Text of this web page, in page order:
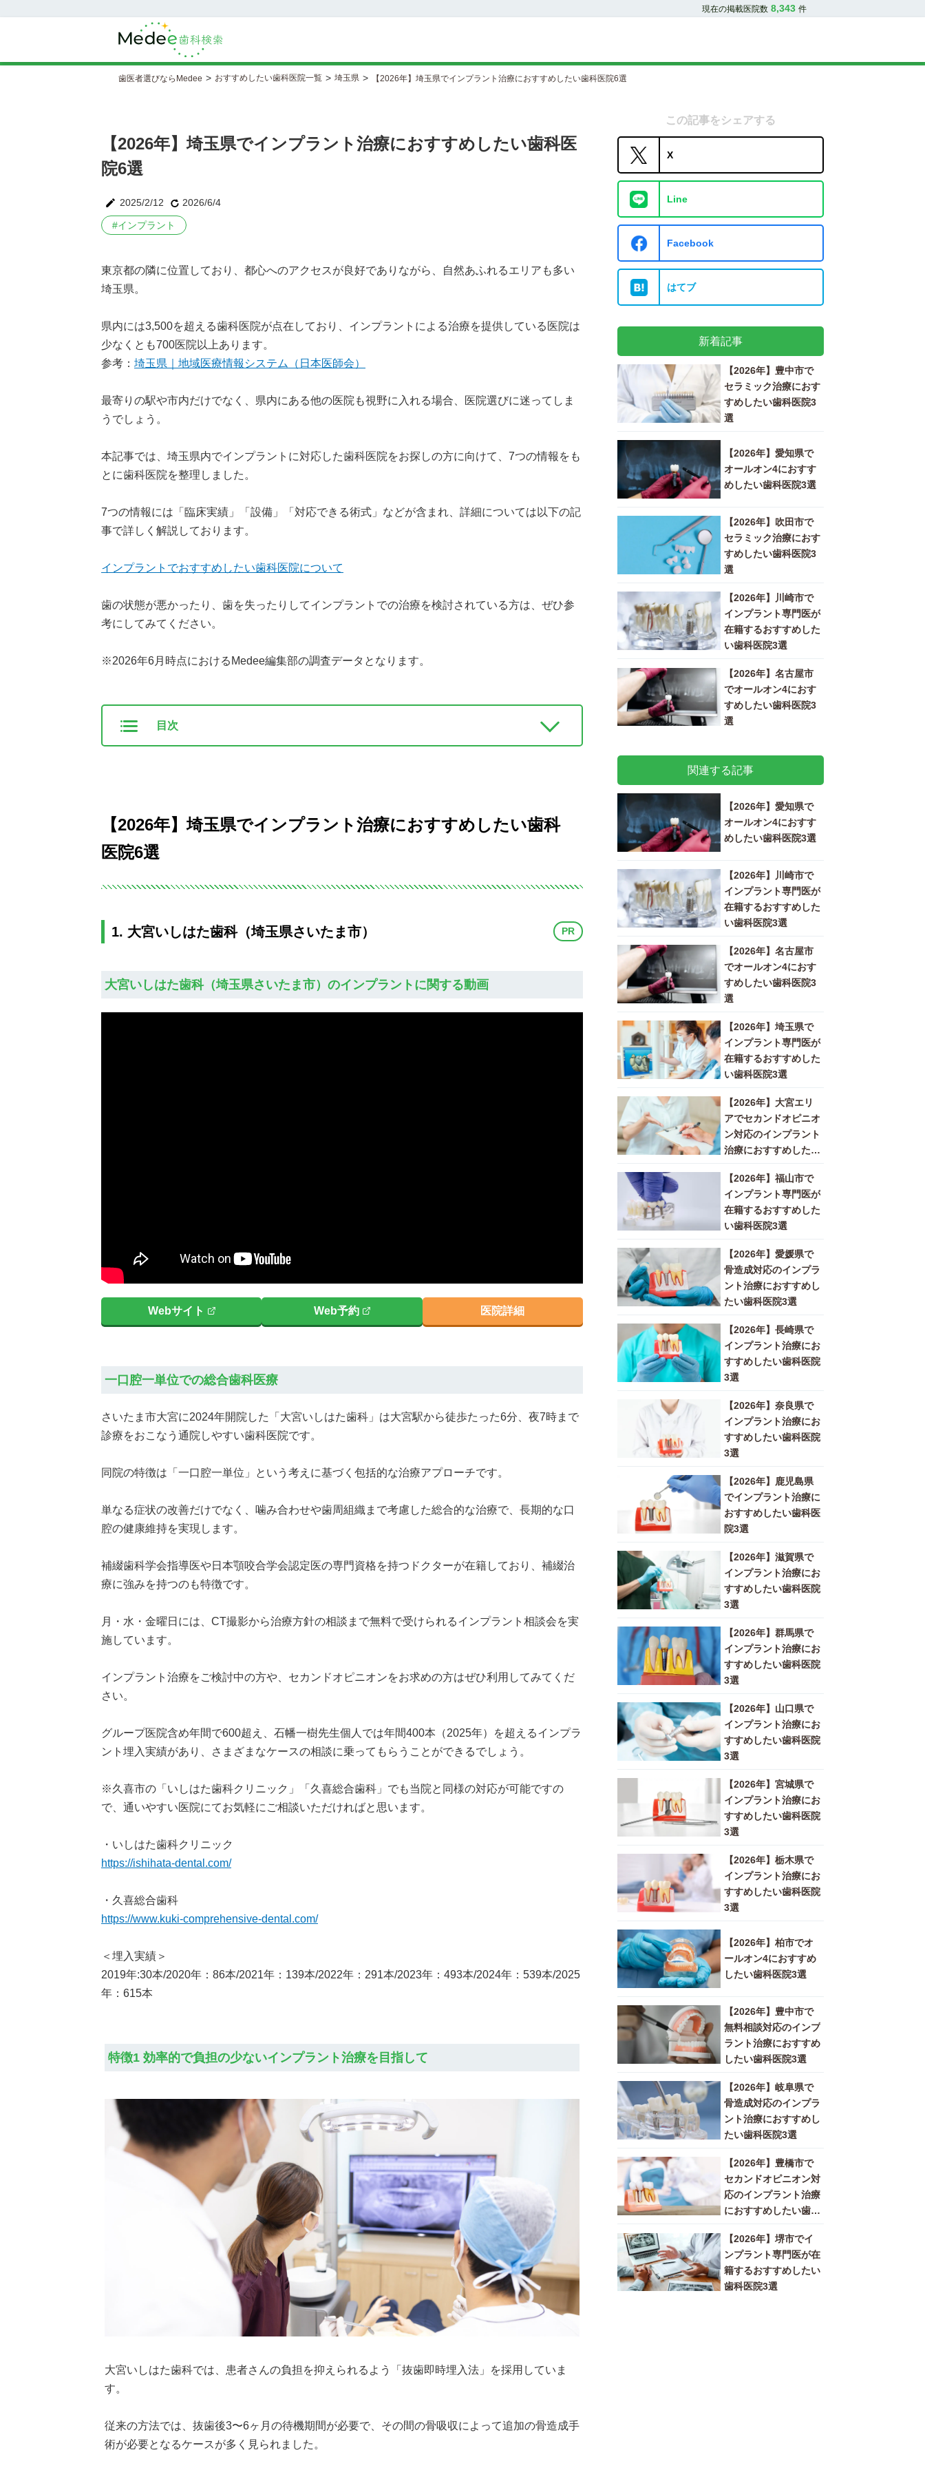
現在の掲載医院数 8,343 件
歯医者選びならMedee > おすすめしたい歯科医院一覧 > 埼玉県 > 【2026年】埼玉県でインプラント治療におすすめしたい歯科医院6選
【2026年】埼玉県でインプラント治療におすすめしたい歯科医
院6選
2025/2/12 2026/6/4
#インプラント
東京都の隣に位置しており、都心へのアクセスが良好でありながら、自然あふれるエリアも多い
埼玉県。
県内には3,500を超える歯科医院が点在しており、インプラントによる治療を提供している医院は
少なくとも700医院以上あります。
参考： 埼玉県｜地域医療情報システム（日本医師会）
最寄りの駅や市内だけでなく、県内にある他の医院も視野に入れる場合、医院選びに迷ってしま
うでしょう。
本記事では、埼玉県内でインプラントに対応した歯科医院をお探しの方に向けて、7つの情報をも
とに歯科医院を整理しました。
7つの情報には「臨床実績」「設備」「対応できる術式」などが含まれ、詳細については以下の記
事で詳しく解説しております。
インプラントでおすすめしたい歯科医院について
歯の状態が悪かったり、歯を失ったりしてインプラントでの治療を検討されている方は、ぜひ参
考にしてみてください。
※2026年6月時点におけるMedee編集部の調査データとなります。
目次
【2026年】埼玉県でインプラント治療におすすめしたい歯科
医院6選
1. 大宮いしはた歯科（埼玉県さいたま市） PR
大宮いしはた歯科（埼玉県さいたま市）のインプラントに関する動画
Webサイト Web予約 医院詳細
一口腔一単位での総合歯科医療
さいたま市大宮に2024年開院した「大宮いしはた歯科」は大宮駅から徒歩たった6分、夜7時まで
診療をおこなう通院しやすい歯科医院です。
同院の特徴は「一口腔一単位」という考えに基づく包括的な治療アプローチです。
単なる症状の改善だけでなく、噛み合わせや歯周組織まで考慮した総合的な治療で、長期的な口
腔の健康維持を実現します。
補綴歯科学会指導医や日本顎咬合学会認定医の専門資格を持つドクターが在籍しており、補綴治
療に強みを持つのも特徴です。
月・水・金曜日には、CT撮影から治療方針の相談まで無料で受けられるインプラント相談会を実
施しています。
インプラント治療をご検討中の方や、セカンドオピニオンをお求めの方はぜひ利用してみてくだ
さい。
グループ医院含め年間で600超え、石幡一樹先生個人では年間400本（2025年）を超えるインプラ
ント埋入実績があり、さまざまなケースの相談に乗ってもらうことができるでしょう。
※久喜市の「いしはた歯科クリニック」「久喜総合歯科」でも当院と同様の対応が可能ですの
で、通いやすい医院にてお気軽にご相談いただければと思います。
・いしはた歯科クリニック
https://ishihata-dental.com/
・久喜総合歯科
https://www.kuki-comprehensive-dental.com/
＜埋入実績＞
2019年:30本/2020年：86本/2021年：139本/2022年：291本/2023年：493本/2024年：539本/2025
年：615本
特徴1 効率的で負担の少ないインプラント治療を目指して
大宮いしはた歯科では、患者さんの負担を抑えられるよう「抜歯即時埋入法」を採用していま
す。
従来の方法では、抜歯後3〜6ヶ月の待機期間が必要で、その間の骨吸収によって追加の骨造成手
術が必要となるケースが多く見られました。
この記事をシェアする
X
Line
Facebook
はてブ
新着記事
【2026年】豊中市で
セラミック治療におす
すめしたい歯科医院3
選
【2026年】愛知県で
オールオン4におすす
めしたい歯科医院3選
【2026年】吹田市で
セラミック治療におす
すめしたい歯科医院3
選
【2026年】川崎市で
インプラント専門医が
在籍するおすすめした
い歯科医院3選
【2026年】名古屋市
でオールオン4におす
すめしたい歯科医院3
選
関連する記事
【2026年】愛知県で
オールオン4におすす
めしたい歯科医院3選
【2026年】川崎市で
インプラント専門医が
在籍するおすすめした
い歯科医院3選
【2026年】名古屋市
でオールオン4におす
すめしたい歯科医院3
選
【2026年】埼玉県で
インプラント専門医が
在籍するおすすめした
い歯科医院3選
【2026年】大宮エリ
アでセカンドオピニオ
ン対応のインプラント
治療におすすめしたい
【2026年】福山市で
インプラント専門医が
在籍するおすすめした
い歯科医院3選
【2026年】愛媛県で
骨造成対応のインプラ
ント治療におすすめし
たい歯科医院3選
【2026年】長崎県で
インプラント治療にお
すすめしたい歯科医院
3選
【2026年】奈良県で
インプラント治療にお
すすめしたい歯科医院
3選
【2026年】鹿児島県
でインプラント治療に
おすすめしたい歯科医
院3選
【2026年】滋賀県で
インプラント治療にお
すすめしたい歯科医院
3選
【2026年】群馬県で
インプラント治療にお
すすめしたい歯科医院
3選
【2026年】山口県で
インプラント治療にお
すすめしたい歯科医院
3選
【2026年】宮城県で
インプラント治療にお
すすめしたい歯科医院
3選
【2026年】栃木県で
インプラント治療にお
すすめしたい歯科医院
3選
【2026年】柏市でオ
ールオン4におすすめ
したい歯科医院3選
【2026年】豊中市で
無料相談対応のインプ
ラント治療におすすめ
したい歯科医院3選
【2026年】岐阜県で
骨造成対応のインプラ
ント治療におすすめし
たい歯科医院3選
【2026年】豊橋市で
セカンドオピニオン対
応のインプラント治療
におすすめしたい歯科
【2026年】堺市でイ
ンプラント専門医が在
籍するおすすめしたい
歯科医院3選